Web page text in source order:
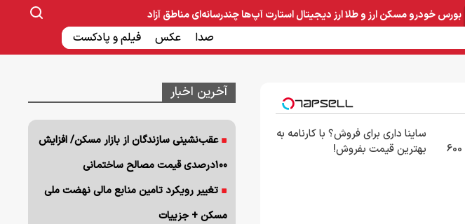
صنایع غذایی و دارویی ساخت و ساز بانک و بیمه
بورسخودرومسکنارز و طلاارز دیجیتالاستارت آپ‌هاچندرسانه‌ای
صدا عکس فیلم و پادکست
مناطق آزاد
اینترنت خانگی 180 روزه فقط 600
ساینا داری برای فروش؟ با کارنامه به
بهترین قیمت بفروش!
آخرین اخبار
عقب‌نشینی سازندگان از بازار مسکن/ افزایش
۱۰۰درصدی قیمت مصالح ساختمانی
تغییر رویکرد تامین منابع مالی نهضت ملی
مسکن + جزییات